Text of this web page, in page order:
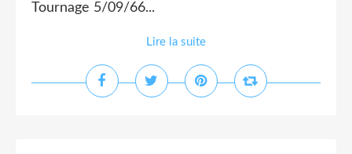
Tournage 5/09/66...
Lire la suite